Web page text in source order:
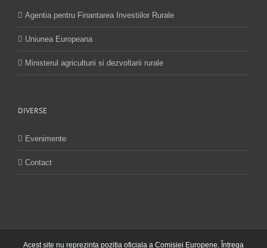
Agentia pentru Finantarea Investiilor Rurale
Uniunea Europeana
Ministerul agriculturii si dezvoltarii rurale
DIVERSE
Evenimente
Contact
Acest site nu reprezinta pozitia oficiala a Comisiei Europene. Întrega